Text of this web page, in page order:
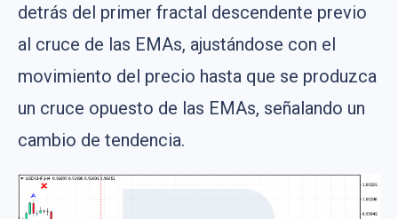
detrás del primer fractal descendente previo
al cruce de las EMAs, ajustándose con el
movimiento del precio hasta que se produzca
un cruce opuesto de las EMAs, señalando un
cambio de tendencia.